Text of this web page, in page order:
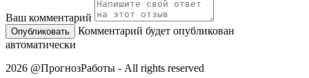
Ваш комментарий
Комментарий будет опубликован
автоматически
2026 @ПрогнозРаботы - All rights reserved